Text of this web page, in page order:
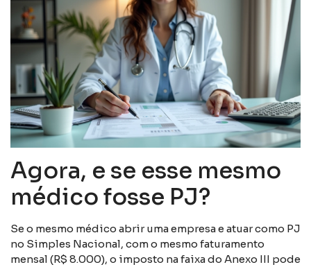
Agora, e se esse mesmo
médico fosse PJ?
Se o mesmo médico abrir uma empresa e atuar como PJ
no Simples Nacional, com o mesmo faturamento
mensal (R$ 8.000), o imposto na faixa do Anexo III pode